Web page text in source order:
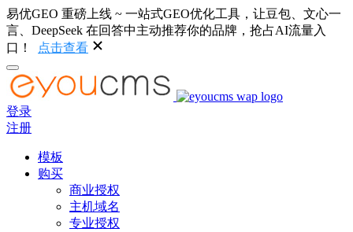
易优GEO 重磅上线 ~ 一站式GEO优化工具，让豆包、文心一
言、DeepSeek 在回答中主动推荐你的品牌，抢占AI流量入
口！
点击查看
登录
注册
模板
购买
商业授权
主机域名
专业授权